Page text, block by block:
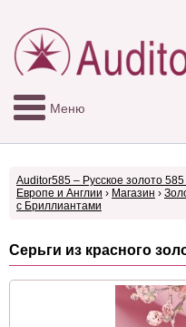
Меню
Auditor585 – Русское золото
Европе и Англии › Магазин ›
с Бриллиантами
Серьги из красного